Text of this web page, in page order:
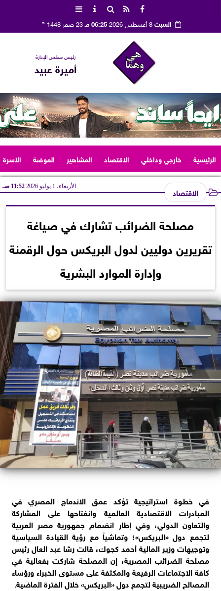
السبت8 أغسطس 2026 06:25 مـ 23 صفر 1448 هـ
رئيس مجلس الإدارة
أميرة عبيد
الرئيسية خارجي وداخلي الاقتصاد المشاهير الموضة الأسرة
الاقتصاد الأربعاء، 1 يوليو 2026 11:52 صـ
مصلحة الضرائب تشارك في صياغة
تقريرين دوليين لدول البريكس حول الرقمنة
وإدارة الموارد البشرية
في خطوة استراتيجية تؤكد عمق الاندماج المصري في
المبادرات الاقتصادية العالمية وانفتاحها على المشاركة
والتعاون الدولي، وفي إطار انضمام جمهورية مصر العربية
لتجمع دول «البريكس»؛ وتماشياً مع رؤية القيادة السياسية
وتوجيهات وزير المالية أحمد كجوك، قالت رشا عبد العال رئيس
مصلحة الضرائب المصرية، إن المصلحة شاركت بفعالية في
كافة الاجتماعات الرفيعة والمكثفة على مستوى الخبراء ورؤساء
المصالح الضريبية لتجمع دول «البريكس» خلال الفترة الماضية.